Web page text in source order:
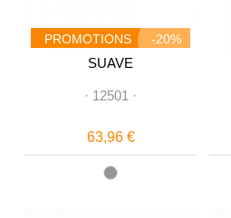
PROMOTIONS -20%
SUAVE
· 12501 ·
63,96 €